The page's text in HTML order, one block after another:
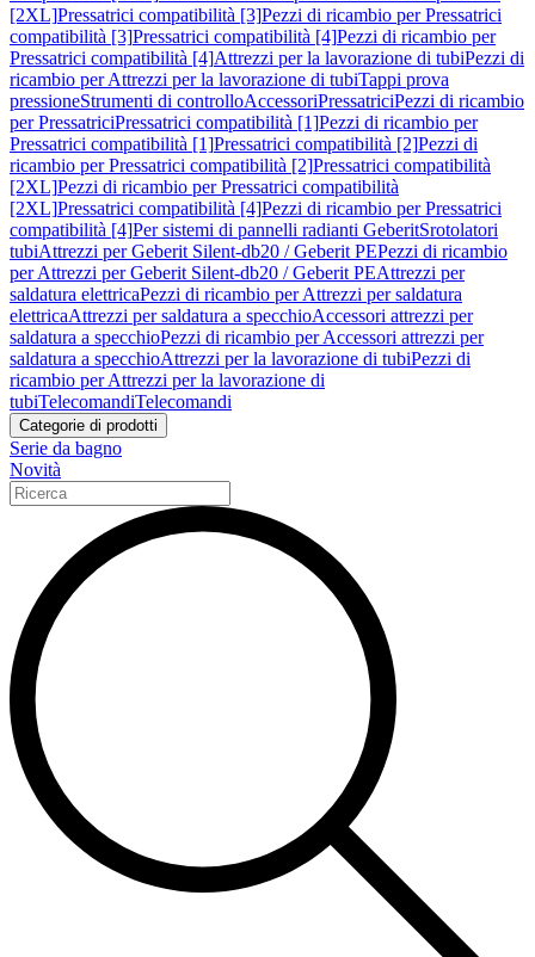
[2XL]Pressatrici compatibilità [3]Pezzi di ricambio per Pressatrici
compatibilità [3]Pressatrici compatibilità [4]Pezzi di ricambio per
Pressatrici compatibilità [4]Attrezzi per la lavorazione di tubiPezzi di
ricambio per Attrezzi per la lavorazione di tubiTappi prova
pressioneStrumenti di controlloAccessoriPressatriciPezzi di ricambio
per PressatriciPressatrici compatibilità [1]Pezzi di ricambio per
Pressatrici compatibilità [1]Pressatrici compatibilità [2]Pezzi di
ricambio per Pressatrici compatibilità [2]Pressatrici compatibilità
[2XL]Pezzi di ricambio per Pressatrici compatibilità
[2XL]Pressatrici compatibilità [4]Pezzi di ricambio per Pressatrici
compatibilità [4]Per sistemi di pannelli radianti GeberitSrotolatori
tubiAttrezzi per Geberit Silent-db20 / Geberit PEPezzi di ricambio
per Attrezzi per Geberit Silent-db20 / Geberit PEAttrezzi per
saldatura elettricaPezzi di ricambio per Attrezzi per saldatura
elettricaAttrezzi per saldatura a specchioAccessori attrezzi per
saldatura a specchioPezzi di ricambio per Accessori attrezzi per
saldatura a specchioAttrezzi per la lavorazione di tubiPezzi di
ricambio per Attrezzi per la lavorazione di
tubiTelecomandiTelecomandi
Categorie di prodotti
Serie da bagno
Novità